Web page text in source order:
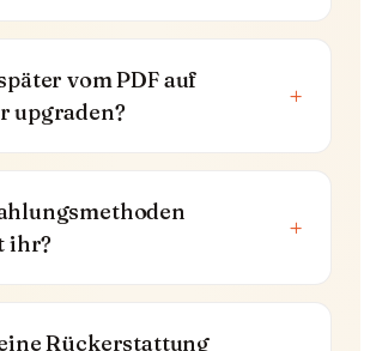
vom PDF auf
upgraden?
+
ihr?
+
Rückerstattung